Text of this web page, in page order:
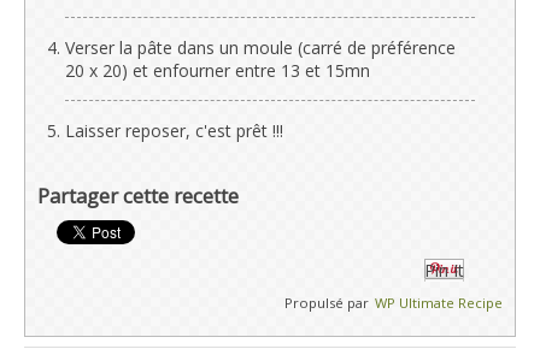
Verser la pâte dans un moule (carré de préférence
20 x 20) et enfourner entre 13 et 15mn
Laisser reposer, c'est prêt !!!
Partager cette recette
Pin It
Propulsé par WP Ultimate Recipe